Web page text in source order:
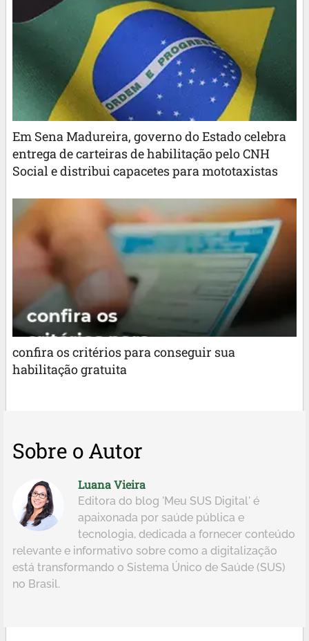
Em Sena Madureira, governo do Estado celebra
entrega de carteiras de habilitação pelo CNH
Social e distribui capacetes para mototaxistas
confira os critérios para conseguir sua
habilitação gratuita
Sobre o Autor
Luana Vieira
Editora do blog 'Meu SUS Digital' é
apaixonada por saúde pública e
tecnologia, dedicada a fornecer conteúdo
relevante e informativo sobre como a digitalização
está transformando o Sistema Único de Saúde (SUS)
no Brasil.